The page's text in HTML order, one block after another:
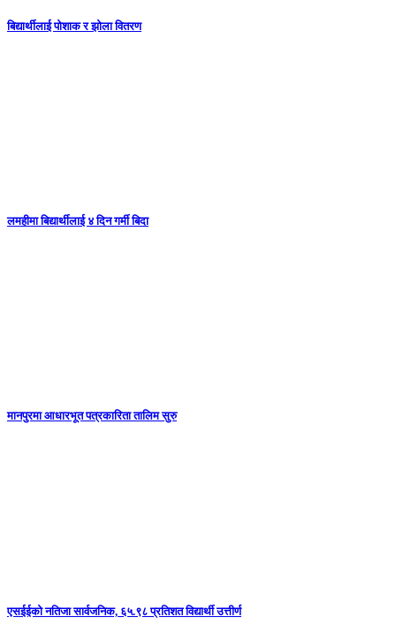
बिद्यार्थीलाई पोशाक र झोला वितरण
लमहीमा बिद्यार्थीलाई ४ दिन गर्मी बिदा
मानपुरमा आधारभूत पत्रकारिता तालिम सुरु
एसईईको नतिजा सार्वजनिक, ६५.९८ प्रतिशत विद्यार्थी उत्तीर्ण